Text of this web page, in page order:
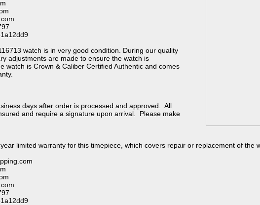
watch is in very good condition. During our quality
adjustments are made to ensure the watch is
watch is Crown & Caliber Certified Authentic and comes
days after order is processed and approved. All
and require a signature upon arrival. Please make
limited warranty for this timepiece, which covers repair or replacement of the